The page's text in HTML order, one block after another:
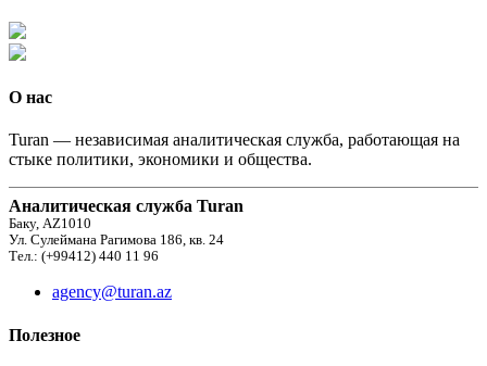
О нас
Turan — независимая аналитическая служба, работающая на
стыке политики, экономики и общества.
Аналитическая служба Turan
Баку, AZ1010
Ул. Сулеймана Рагимова 186, кв. 24
Тел.: (+99412) 440 11 96
agency@turan.az
Полезное